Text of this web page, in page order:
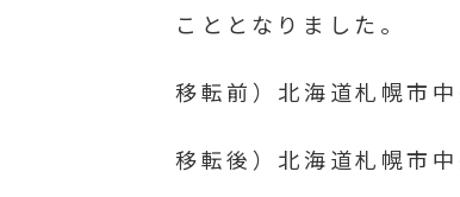
こととなりました。
移転前）北海道札幌市
移転後）北海道札幌市